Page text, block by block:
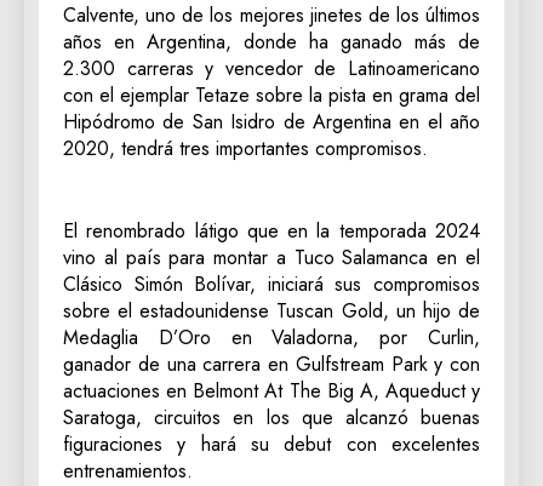
Calvente, uno de los mejores jinetes de los últimos
años en Argentina, donde ha ganado más de
2.300 carreras y vencedor de Latinoamericano
con el ejemplar Tetaze sobre la pista en grama del
Hipódromo de San Isidro de Argentina en el año
2020, tendrá tres importantes compromisos.
El renombrado látigo que en la temporada 2024
vino al país para montar a Tuco Salamanca en el
Clásico Simón Bolívar, iniciará sus compromisos
sobre el estadounidense Tuscan Gold, un hijo de
Medaglia D’Oro en Valadorna, por Curlin,
ganador de una carrera en Gulfstream Park y con
actuaciones en Belmont At The Big A, Aqueduct y
Saratoga, circuitos en los que alcanzó buenas
figuraciones y hará su debut con excelentes
entrenamientos.